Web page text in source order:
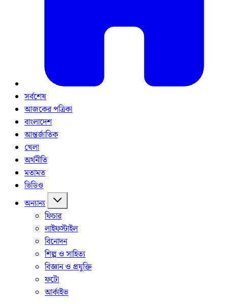
সর্বশেষ
আজকের পত্রিকা
বাংলাদেশ
আন্তর্জাতিক
খেলা
অর্থনীতি
মতামত
ভিডিও
অন্যান্য
ফিচার
লাইফস্টাইল
বিনোদন
শিল্প ও সাহিত্য
বিজ্ঞান ও প্রযুক্তি
ফটো
আর্কাইভ